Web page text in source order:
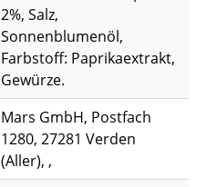
2%, Salz,
Sonnenblumenöl,
Farbstoff: Paprikaextrakt,
Gewürze.
Mars GmbH, Postfach
1280, 27281 Verden
(Aller), ,